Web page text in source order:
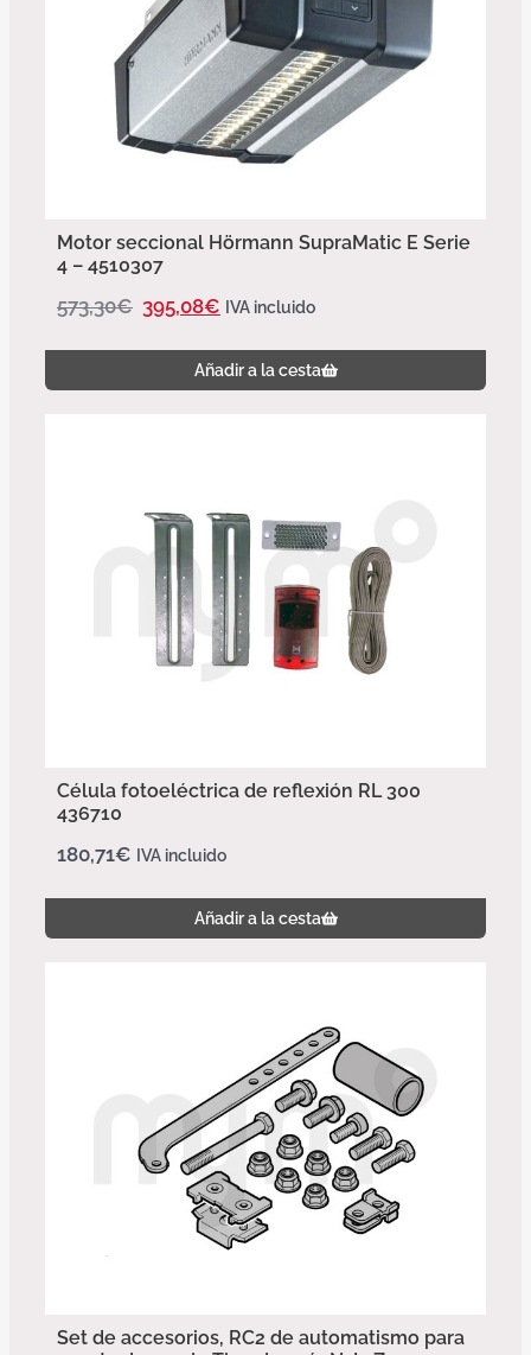
Motor seccional Hörmann SupraMatic E Serie
4 – 4510307
573,30€ 395,08€ IVA incluido
Añadir a la cesta
Célula fotoeléctrica de reflexión RL 300
436710
180,71€ IVA incluido
Añadir a la cesta
Set de accesorios, RC2 de automatismo para